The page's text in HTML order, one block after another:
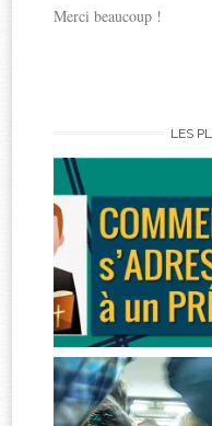
Merci beaucoup !
LES